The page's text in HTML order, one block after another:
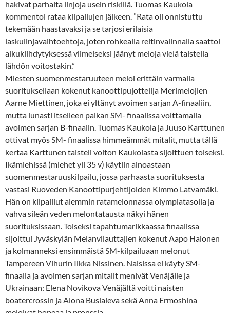
hakivat parhaita linjoja usein riskillä. Tuomas Kaukola
kommentoi rataa kilpailujen jälkeen. ”Rata oli onnistuttu
tekemään haastavaksi ja se tarjosi erilaisia
laskulinjavaihtoehtoja, joten rohkealla reitinvalinnalla saattoi
alkukiihdytyksessä viimeiseksi jäänyt meloja vielä taistella
lähdön voitostakin.”
Miesten suomenmestaruuteen meloi erittäin varmalla
suorituksellaan kokenut kanoottipujottelija Merimelojien
Aarne Miettinen, joka ei yltänyt avoimen sarjan A-finaaliin,
mutta lunasti itselleen paikan SM- finaalissa voittamalla
avoimen sarjan B-finaalin. Tuomas Kaukola ja Juuso Karttunen
ottivat myös SM- finaalissa himmeämmät mitalit, mutta tällä
kertaa Karttunen taisteli voiton Kaukolasta sijoittuen toiseksi.
Ikämiehissä (miehet yli 35 v) käytiin ainoastaan
suomenmestaruuskilpailu, jossa parhaasta suorituksesta
vastasi Ruoveden Kanoottipurjehtijoiden Kimmo Latvamäki.
Hän on kilpaillut aiemmin ratamelonnassa olympiatasolla ja
vahva sileän veden melontatausta näkyi hänen
suorituksissaan. Toiseksi tapahtumarikkaassa finaalissa
sijoittui Jyväskylän Melanvilauttajien kokenut Aapo Halonen
ja kolmanneksi ensimmäistä SM-kilpailuaan melonut
Tampereen Vihurin Ilkka Nissinen. Naisissa ei käyty SM-
finaalia ja avoimen sarjan mitalit menivät Venäjälle ja
Ukrainaan: Elena Novikova Venäjältä voitti naisten
boatercrossin ja Alona Buslaieva sekä Anna Ermoshina